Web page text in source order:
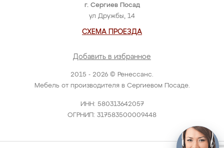
2015 - 2026 © Ренессанс.
Мебель от производителя в Сергиевом Посаде.
ИНН: 580313642057
ОГРНИП: 317583500009448
г. Сергиев Посад
ул Дружбы, 14
СХЕМА ПРОЕЗДА
Добавить в избранное